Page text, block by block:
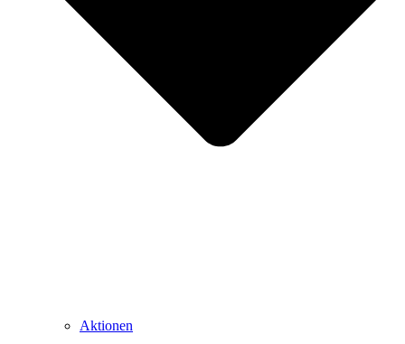
Aktionen